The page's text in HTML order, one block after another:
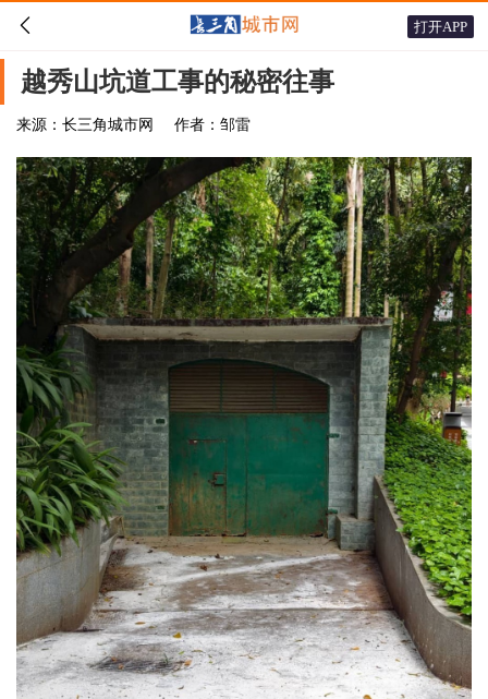
 打开APP
越秀山坑道工事的秘密往事
来源：长三角城市网 作者：邹雷